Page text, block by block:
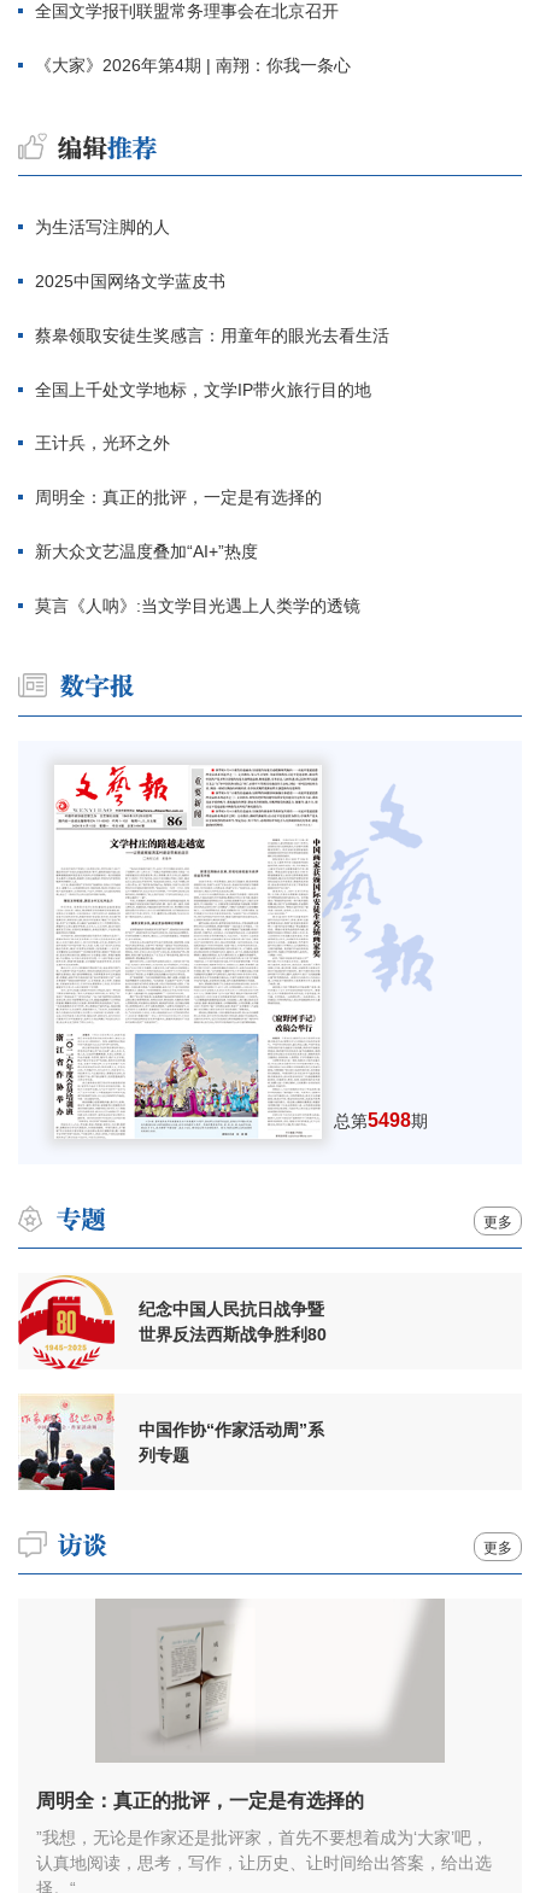
全国文学报刊联盟常务理事会在北京召开
《大家》2026年第4期 | 南翔：你我一条心
为生活写注脚的人
2025中国网络文学蓝皮书
蔡皋领取安徒生奖感言：用童年的眼光去看生活
全国上千处文学地标，文学IP带火旅行目的地
王计兵，光环之外
周明全：真正的批评，一定是有选择的
新大众文艺温度叠加“AI+”热度
莫言《人呐》:当文学目光遇上人类学的透镜
总第5498期
更多
纪念中国人民抗日战争暨
世界反法西斯战争胜利80
中国作协“作家活动周”系
列专题
更多
周明全：真正的批评，一定是有选择的
”我想，无论是作家还是批评家，首先不要想着成为‘大家’吧，
认真地阅读，思考，写作，让历史、让时间给出答案，给出选
择。“